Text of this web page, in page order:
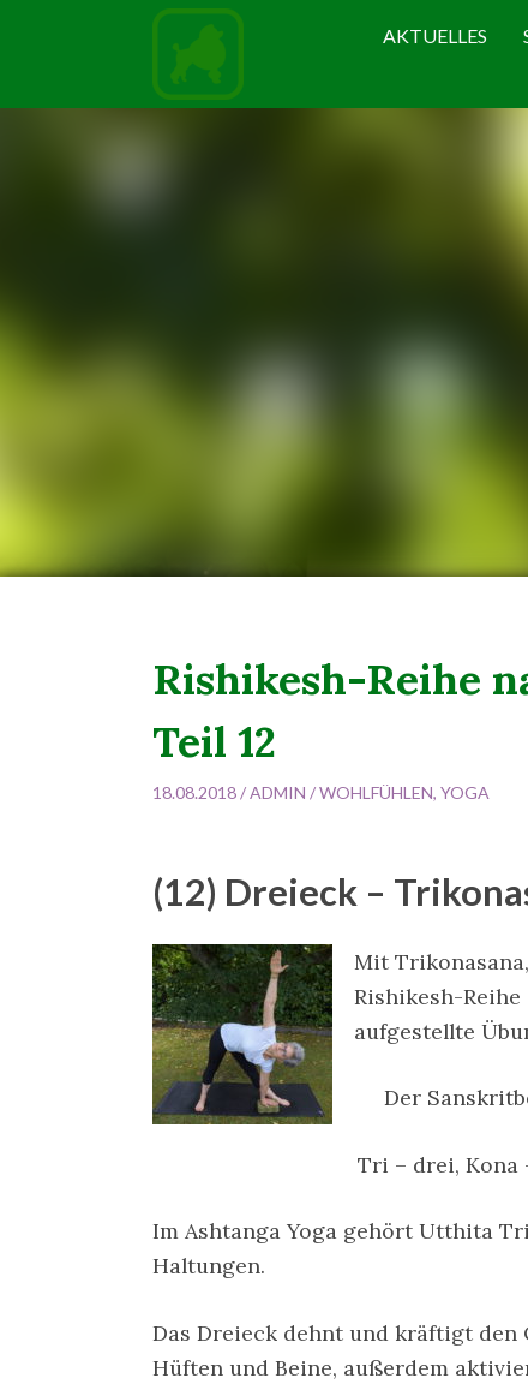
AKTUELLES
Rishikesh-Reihe
Teil 12
18.08.2018 /ADMIN /WOHLFÜHLEN, YOGA
(12) Dreieck –
Mit
Rishikesh-
aufgestellte
Der
Tri – drei, Kona
Im Ashtanga Yoga gehört Utthita
Haltungen.
Das Dreieck dehnt und kräftigt
Hüften und Beine, außerdem